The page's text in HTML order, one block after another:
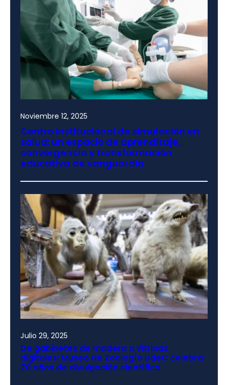
Noviembre 12, 2025
Centro institucional de simulación en
salud: un espacio de aprendizaje,
convergencia y transformación
educativa de vanguardia
Julio 29, 2025
De gabinetes de madera a vitrinas
digitales: Museo de Zoología UdeC celebra
70 años de divulgación científica